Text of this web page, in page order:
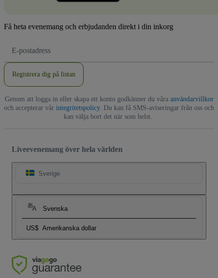
Få heta evenemang och erbjudanden direkt i din inkorg
postadress
Registrera dig på listan
Genom att logga in eller skapa ett konto godkänner du våra användarvillkor
och accepterar vår integritetspolicy. Du kan få SMS-aviseringar från oss och
kan välja bort det när som helst.
Liveevenemang över hela världen
Sverige
Svenska
US$ Amerikanska dollar